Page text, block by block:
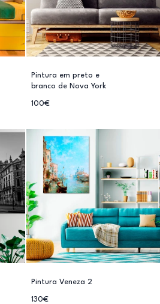
Pintura em preto e
branco de Nova York
100€
Pintura Veneza 2
130€